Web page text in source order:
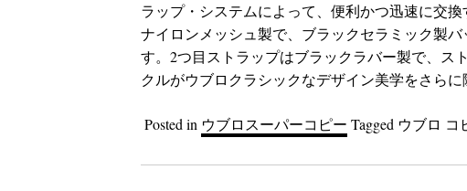
ラップ・システムによって、便利かつ迅速に交
ナイロンメッシュ製で、ブラックセラミック製
す。2つ目ストラップはブラックラバー製で、ス
クルがウブロクラシックなデザイン美学をさらに
Posted in ウブロスーパーコピー Tagged ウブロ コ